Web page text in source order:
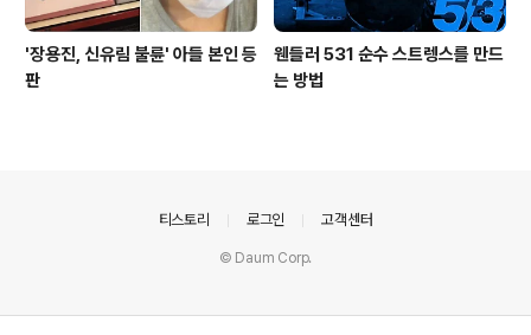
'장용진, 신유림 불륜' 아들 본인 등
판
웬들러 531 순수 스트렝스를 만드
는 방법
티스토리 로그인 고객센터
© Daum Corp.